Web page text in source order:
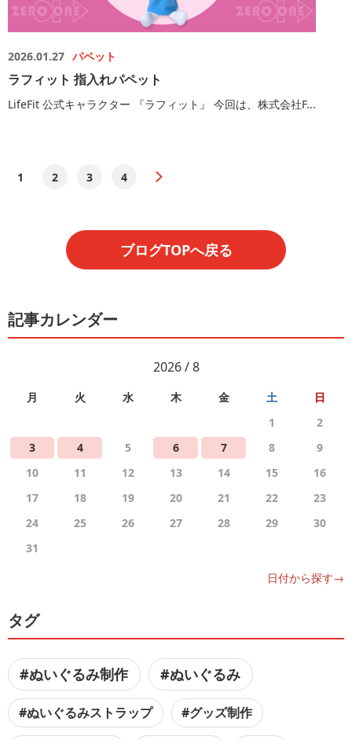
2026.01.27 パペット
ラフィット 指入れパペット
LifeFit 公式キャラクター 『ラフィット』 今回は、株式会社F...
1 2 3 4
ブログTOPへ戻る
記事カレンダー
2026 / 8
月 火 水 木 金 土
日
1
2
3
4 5 6 7 8
9
10
11 12 13 14 15
16
17
18 19 20 21 22
23
24
25 26 27 28 29
30
31
日付から探す→
タグ
#ぬいぐるみ制作 #ぬいぐるみ
#ぬいぐるみストラップ #グッズ制作